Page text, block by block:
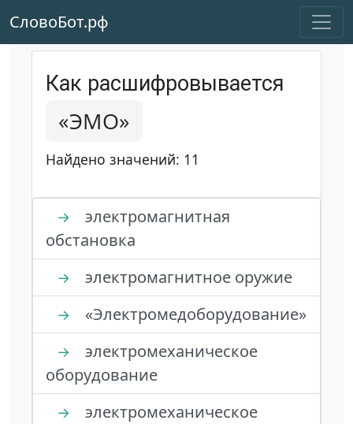
СловоБот.рф
Как расшифровывается
«ЭМО»
Найдено значений: 11
→
электромагнитная
обстановка
→ электромагнитное оружие
→ «Электромедоборудование»
→
электромеханическое
оборудование
→
электромеханическое